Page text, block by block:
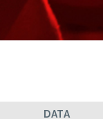
DATA